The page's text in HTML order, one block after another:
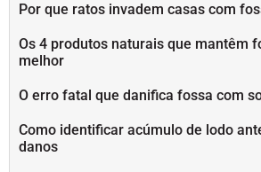
Por que ratos invadem casas com
Os 4 produtos naturais que mantêm
melhor
O erro fatal que danifica fossa com
Como identificar acúmulo de lodo
danos